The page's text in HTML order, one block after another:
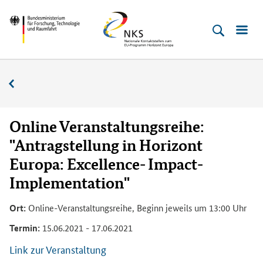
zum
Inhalt
(Eingabetaste)
zum
Hauptmenu
(Eingabetaste)
zur
Suche
(Eingabetaste)
zur
Fußleiste
(Enter)
Bundesministerium
Technologie
Raumfahrt
Horizont
Europa
Online Veranstaltungsreihe:
"Antragstellung in Horizont
Europa: Excellence- Impact-
Implementation"
Ort: Online-Veranstaltungsreihe, Beginn jeweils um 13:00 Uhr
Termin: 15.06.2021 - 17.06.2021
Link zur Veranstaltung